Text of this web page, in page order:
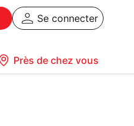
Se connecter
Près de chez vous